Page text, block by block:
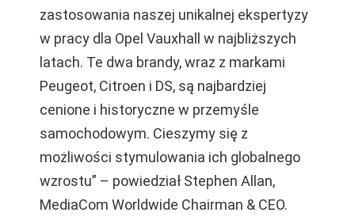
zastosowania naszej unikalnej ekspertyzy
w pracy dla Opel Vauxhall w najbliższych
latach. Te dwa brandy, wraz z markami
Peugeot, Citroen i DS, są najbardziej
cenione i historyczne w przemyśle
samochodowym. Cieszymy się z
możliwości stymulowania ich globalnego
wzrostu” – powiedział Stephen Allan,
MediaCom Worldwide Chairman & CEO.